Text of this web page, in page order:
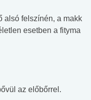
alsó felszínén, a makk
esetben a fityma
az előbőrrel.